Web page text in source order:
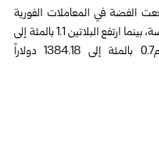
الفضة في المعاملات الفورية
0.3 بالمئة إلى 49.86 دولاراً للأونصة، بينما ارتفع البلاتين 1.1 بالمئة إلى
1527.25 دولاراً، وصعد البلاديوم0.7 بالمئة إلى 1384.18 دولاراً